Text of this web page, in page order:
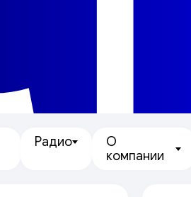
Радио
О
компании